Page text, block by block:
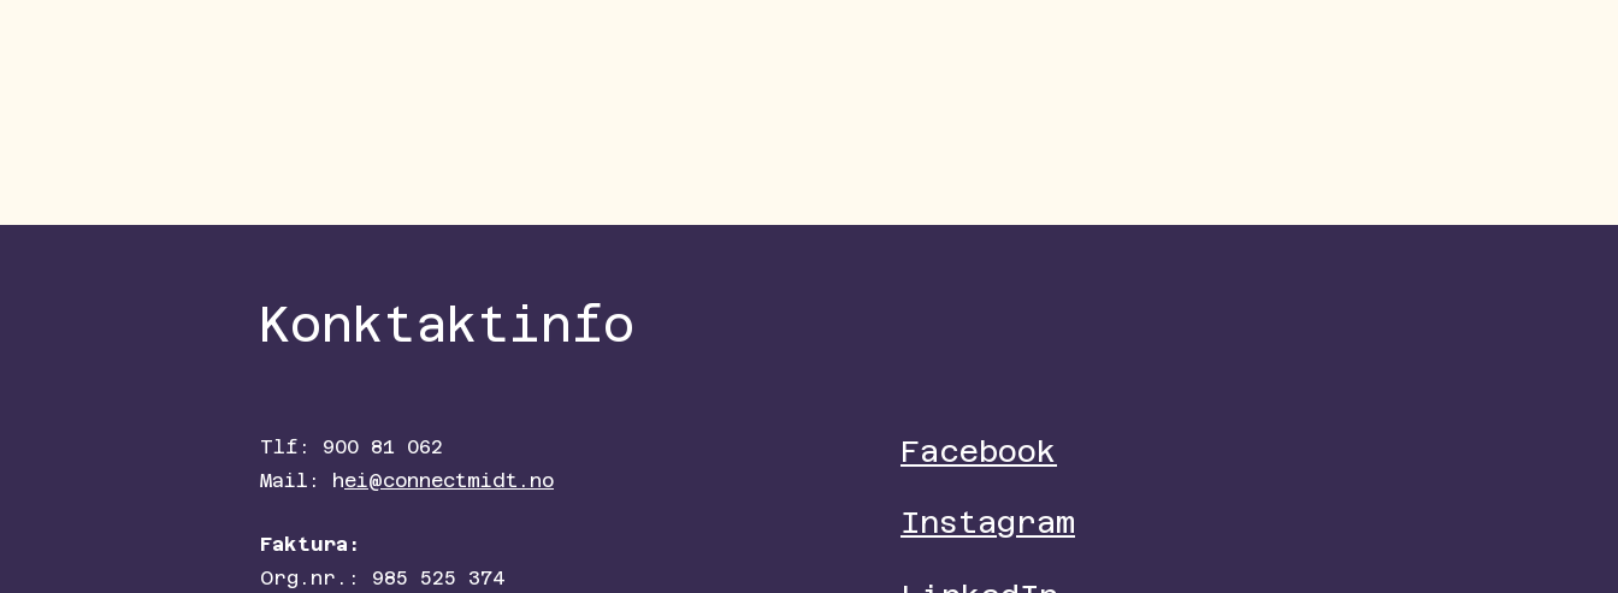
Konktaktinfo
Tlf: 900 81 062
Mail: hei@connectmidt.no
Faktura:
Org.nr.: 985 525 374
Facebook
Instagram